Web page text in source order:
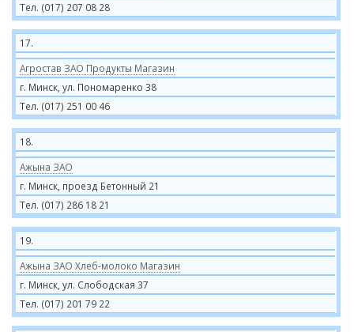
Тел. (017) 207 08 28
17.
Агростав ЗАО Продукты Магазин
г. Минск, ул. Пономаренко 38
Тел. (017) 251 00 46
18.
Ажына ЗАО
г. Минск, проезд Бетонный 21
Тел. (017) 286 18 21
19.
Ажына ЗАО Хлеб-молоко Магазин
г. Минск, ул. Слободская 37
Тел. (017) 201 79 22